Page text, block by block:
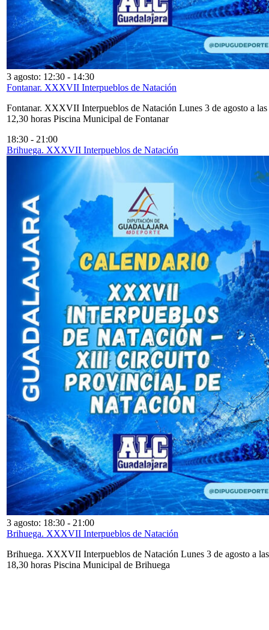
3 agosto: 12:30 - 14:30
Fontanar. XXXVII Interpueblos de Natación
Fontanar. XXXVII Interpueblos de Natación Lunes 3 de agosto a las
12,30 horas Piscina Municipal de Fontanar
18:30 - 21:00
Brihuega. XXXVII Interpueblos de Natación
3 agosto: 18:30 - 21:00
Brihuega. XXXVII Interpueblos de Natación
Brihuega. XXXVII Interpueblos de Natación Lunes 3 de agosto a las
18,30 horas Piscina Municipal de Brihuega